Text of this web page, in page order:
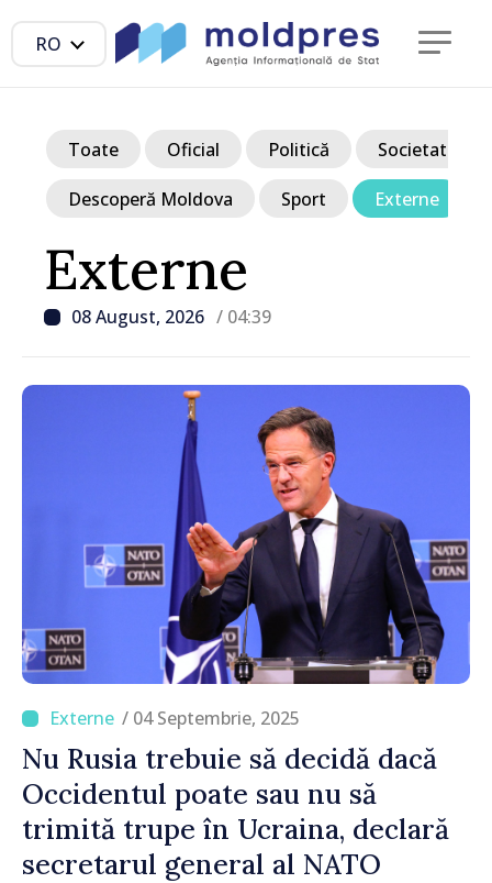
RO
Externe
08 August, 2026 / 04:39
Toate Oficial Politică Societate
Descoperă Moldova Sport Externe
/ 04 Septembrie, 2025
Nu Rusia trebuie să decidă dacă
Occidentul poate sau nu să
trimită trupe în Ucraina, declară
secretarul general al NATO